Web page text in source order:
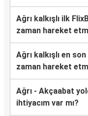
Ağrı kalkışlı ilk
zaman hareket
Ağrı kalkışlı en
zaman hareket
Ağrı - Akçaabat
ihtiyacım var mı?